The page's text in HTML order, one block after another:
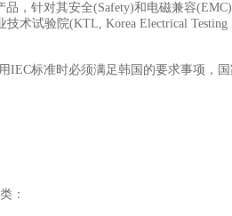
，针对其安全(Safety)和电磁兼容
术试验院(KTL, Korea Electrical
标准时必须满足韩国的要求事项，
：